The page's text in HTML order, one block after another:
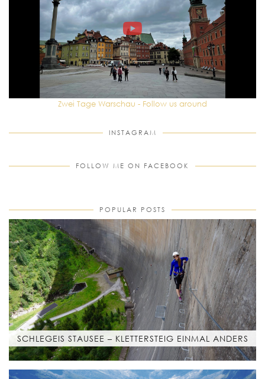
Zwei Tage Warschau - Follow us around
INSTAGRAM
FOLLOW ME ON FACEBOOK
POPULAR POSTS
SCHLEGEIS STAUSEE – KLETTERSTEIG EINMAL ANDERS